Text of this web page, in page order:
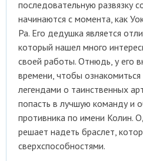
последовательную развязку
начинаются с момента, как
Ра. Его дедушка является
который нашел много
своей работы. Отнюдь, у его
времени, чтобы
легендами о таинственных
попасть в лучшую команду и
противника по имени Колин.
решает надеть браслет,
сверхспособностями.